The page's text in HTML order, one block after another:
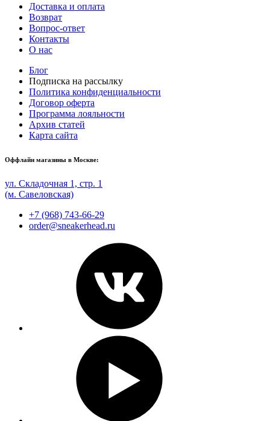
Доставка и оплата
Возврат
Вопрос-ответ
Контакты
О нас
Блог
Подписка на рассылку
Политика конфиденциальности
Договор оферта
Программа лояльности
Архив статей
Карта сайта
Оффлайн магазины в Москве:
ул. Складочная 1, стр. 1
(м. Савеловская)
+7 (968) 743-66-29
order@sneakerhead.ru